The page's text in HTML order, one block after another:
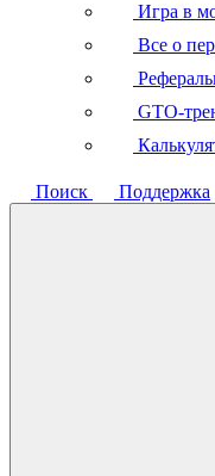
Игра в
Все о
GTO-
Поиск Поддержка